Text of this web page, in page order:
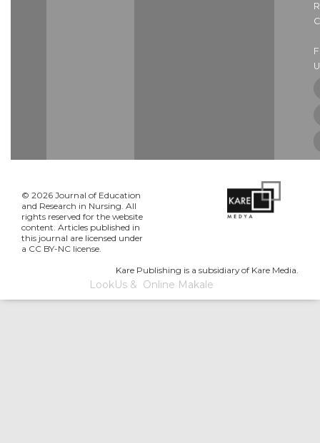
© 2026 Journal of Education
and Research in Nursing. All
rights reserved for the website
content. Articles published in
this journal are licensed under
a CC BY-NC license.
Kare Publishing is a subsidiary of Kare Media.
LookUs& Online Makale